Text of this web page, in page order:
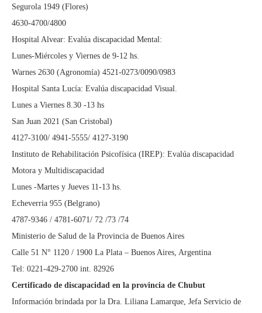
Segurola 1949 (Flores)
4630-4700/4800
Hospital Alvear: Evalúa discapacidad Mental:
Lunes-Miércoles y Viernes de 9-12 hs.
Warnes 2630 (Agronomía) 4521-0273/0090/0983
Hospital Santa Lucía: Evalúa discapacidad Visual.
Lunes a Viernes 8.30 -13 hs
San Juan 2021 (San Cristobal)
4127-3100/ 4941-5555/ 4127-3190
Instituto de Rehabilitación Psicofísica (IREP): Evalúa discapacidad
Motora y Multidiscapacidad
Lunes -Martes y Jueves 11-13 hs.
Echeverria 955 (Belgrano)
4787-9346 / 4781-6071/ 72 /73 /74
Ministerio de Salud de la Provincia de Buenos Aires
Calle 51 N° 1120 / 1900 La Plata – Buenos Aires, Argentina
Tel: 0221-429-2700 int. 82926
Certificado de discapacidad en la provincia de Chubut
Información brindada por la Dra. Liliana Lamarque, Jefa Servicio de